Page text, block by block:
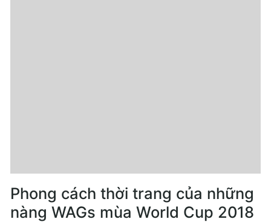
Phong cách thời trang của những
nàng WAGs mùa World Cup 2018